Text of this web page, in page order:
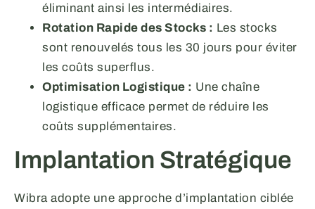
éliminant ainsi les intermédiaires.
Rotation Rapide des Stocks : Les stocks
sont renouvelés tous les 30 jours pour éviter
les coûts superflus.
Optimisation Logistique : Une chaîne
logistique efficace permet de réduire les
coûts supplémentaires.
Implantation Stratégique
Wibra adopte une approche d’implantation ciblée